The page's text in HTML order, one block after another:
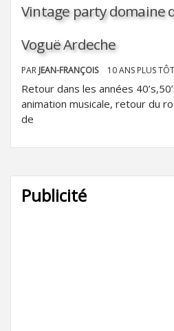
Vintage party domaine
Voguë Ardeche
PAR JEAN-FRANÇOIS 10 ANS PLUS TÔT
Retour dans les années
animation musicale, retour du
de
Publicité